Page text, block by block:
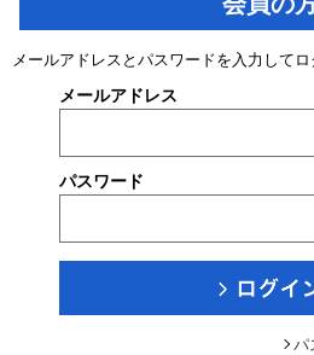
メールアドレスとパスワードを入力してロ
メールアドレス
パスワード
パ